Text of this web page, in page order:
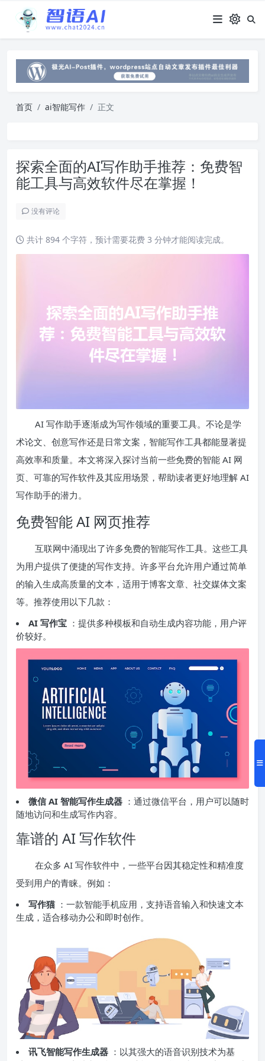
首页 ai智能写作 正文
探索全面的AI写作助手推荐：免费智
能工具与高效软件尽在掌握！
没有评论
共计 894 个字符，预计需要花费 3 分钟才能阅读完成。
AI 写作助手逐渐成为写作领域的重要工具。不论是学
术论文、创意写作还是日常文案，智能写作工具都能显著提
高效率和质量。本文将深入探讨当前一些免费的智能 AI 网
页、可靠的写作软件及其应用场景，帮助读者更好地理解 AI
写作助手的潜力。
免费智能 AI 网页推荐
互联网中涌现出了许多免费的智能写作工具。这些工具
为用户提供了便捷的写作支持。许多平台允许用户通过简单
的输入生成高质量的文本，适用于博客文章、社交媒体文案
等。推荐使用以下几款：
AI 写作宝 ：提供多种模板和自动生成内容功能，用户评
价较好。
微信 AI 智能写作生成器 ：通过微信平台，用户可以随时
随地访问和生成写作内容。
靠谱的 AI 写作软件
在众多 AI 写作软件中，一些平台因其稳定性和精准度
受到用户的青睐。例如：
写作猫 ：一款智能手机应用，支持语音输入和快速文本
生成，适合移动办公和即时创作。
讯飞智能写作生成器 ：以其强大的语音识别技术为基